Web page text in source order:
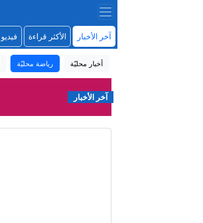
آخر الأخبار الأكثر قراءة فيديو
أخبار محليّة رياضة محليّة
آخر الأخبار